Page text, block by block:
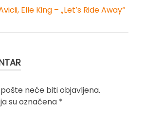
Elle King – „Let’s Ride Away“
neće biti objavljena.
su označena *